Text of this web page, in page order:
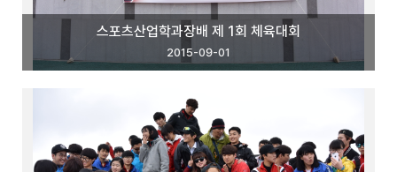
스포츠산업학과장배 제 1회 체육대회
2015-09-01